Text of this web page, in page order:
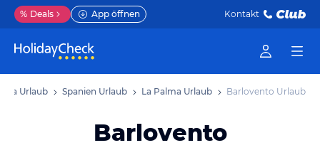
% Deals App öffnen Kontakt
Urlaub Spanien Urlaub La Palma Urlaub Barlovento Urlaub
Barlovento